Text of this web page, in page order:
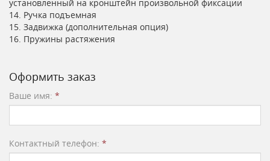
установленный на кронштейн произвольной фиксации
14. Ручка подъемная
15. Задвижка (дополнительная опция)
16. Пружины растяжения
Оформить заказ
Ваше имя: *
Контактный телефон: *